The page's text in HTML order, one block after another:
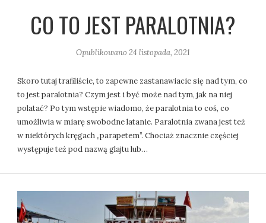
CO TO JEST PARALOTNIA?
Opublikowano 24 listopada, 2021
Skoro tutaj trafiliście, to zapewne zastanawiacie się nad tym, co
to jest paralotnia? Czym jest i być może nad tym, jak na niej
polatać? Po tym wstępie wiadomo, że paralotnia to coś, co
umożliwia w miarę swobodne latanie. Paralotnia zwana jest też
w niektórych kręgach „parapetem”. Chociaż znacznie częściej
występuje też pod nazwą glajtu lub…